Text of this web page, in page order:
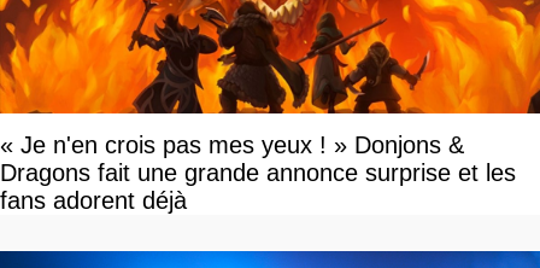
« Je n'en crois pas mes yeux ! » Donjons &
Dragons fait une grande annonce surprise et les
fans adorent déjà